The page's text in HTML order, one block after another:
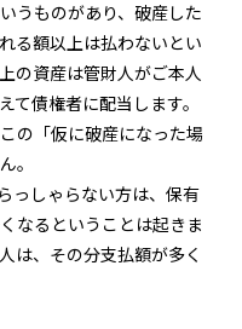
うものがあり、破産した
る額以上は払わないとい
の資産は管財人がご本人
債権者に配当します。
の「仮に破産になった場
。
っしゃらない方は、保有
なるということは起きま
は、その分支払額が多く